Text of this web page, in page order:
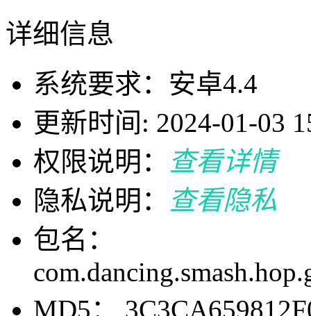
详细信息
系统要求：安卓4.4
更新时间: 2024-01-03
权限说明：
查看详情
隐私说明：
查看隐私
包名：
MD5：